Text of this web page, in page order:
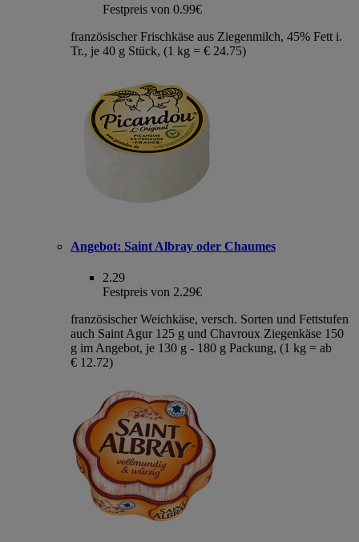
Festpreis von 0.99€
französischer Frischkäse aus Ziegenmilch, 45% Fett i.
Tr., je 40 g Stück, (1 kg = € 24.75)
Angebot: Saint Albray oder Chaumes
2.29
Festpreis von 2.29€
französischer Weichkäse, versch. Sorten und Fettstufen
auch Saint Agur 125 g und Chavroux Ziegenkäse 150
g im Angebot, je 130 g - 180 g Packung, (1 kg = ab
€ 12.72)